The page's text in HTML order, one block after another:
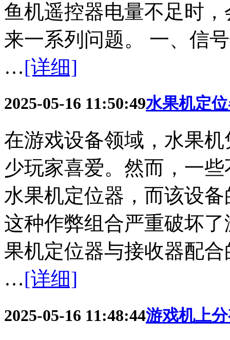
鱼机遥控器电量不足时
来一系列问题。 一、信
…[详细]
2025-05-16 11:50:49水果机定
在游戏设备领域，水果
少玩家喜爱。然而，一
水果机定位器，而该设
这种作弊组合严重破坏
果机定位器与接收器配
…[详细]
2025-05-16 11:48:44游戏机上